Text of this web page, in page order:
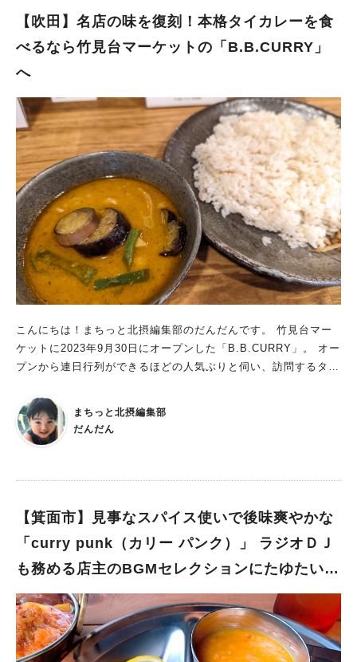
けおされたのか？店主さんが早めにドアを開けてくれました。
ただけるお店です。 店内にはタイのイラストやオブジェがある
のですが、藤籠編みのボールが沢山あります。気になりますよ
魅せられて 店主の田尻さんは東南アジア発祥のスポーツ「セパ
タクロー」の日本代表だったんですっ！ 20年間選手として活
躍。引退後、選手時代に試合や練習でよく訪れたタイにインスピ
レーションを得て、タイ料理の店を開くことにしたそうです。
知人の紹介でシェフのポンさんと出会い、2011年にタイごはん
「Sepata」をオープン。料理人のパンヤーさんもメンバーに加
わり現在にいたります。 だから店名が「Sepata」(セパタ)なん
ですね。 タイの屋台や食堂のように気軽に立ち寄れるお店♪ こ
の日も我々ミドル女子会、学生さんやお仕事仲間、家族連れと
次々にお客さんが入って、あっという間に席が埋まりました。外
国人の方もチラホラみえます。 女子会メンバーそろってません
ルもありますが、タイのビールやソフトドリンクもお料理によく
あいます。 おかず・おつまみ・麺(ごはん)・スープなど単品メニ
ュー50種類以上、どれにしようかな？ 生春巻き、パッウンセン
だきます。 どれも間違いなくビールにあいます！ もっちりボリ
ュームのある生春巻き、カリッとあがったエビ春巻きはそのまま
でもおいしいのですが、ピリ辛のたれにつけるとさらにおいしい
王道のトムヤムクン。パンチの効いた辛さの中にも爽かなあと味
れます～♪ 「からっ」「ウマっ」「ヤバッ」と連呼しながら思い
出話は止まりません～ みんないい感じにほろ酔いで、お腹も満
きました。 パッタイ(タイ風焼きそば)、カオマンガイ(ご飯もの)
は大満足のおいしさです。 気がついたらラストオーダーになっ
てしまいました。 忙しそうな田尻さんをつかまえて、お店のイ
チオシメニューを聞いてみました。 お店のイチオシメニュー
【吹田】名店の味を復刻！本格タイカレーを食
べるなら竹見台マーケットの「B.B.CURRY」
へ
こんにちは！まちっと北摂編集部のだんだんです。 竹見台マー
ケットに2023年9月30日にオープンした「B.B.CURRY」。 オー
プンから連日行列ができるほどの人気ぶりと伺い、訪問するタイ
べたくなり、お店に突撃してきました！ 復刻された名店の味
は“スパイシー＆マイルド”のやみつきタイカレー セブンイレブン
横の階段から上がると、竹見台マーケット入口前に現れる「B.B.
の当時の味を復刻させたのが店主の馬場（ばんば）さんです。19
年前に惜しまれつつもお店は閉店、そこからさまざまなエピソー
ドがあり（ぜひこれはお店で直接聞いてください！）、 運命的
復刻するタイミングをうかがいながら、今回ご縁があり竹見台マ
ーケットで「B.B.CURRY」をオープンすることに。 「スパイス
飯店のカレーにはさまざまな思い入れがあり、復刻するにも相当
まちっと北摂編集部
だんだん
【箕面市】見事なスパイス使いで後味爽やかな
「curry punk（カリー パンク）」 ラジオＤＪ
も務める店主のBGMセレクションにたゆたいな
がら